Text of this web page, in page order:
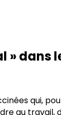
» dans
qui,
au travail,